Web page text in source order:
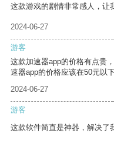
这款游戏的剧情非常感人，让
2024-06-27
游客
这款加速器app的价格有点贵
速器app的价格应该在50元以
2024-06-27
游客
这款软件简直是神器，解决了